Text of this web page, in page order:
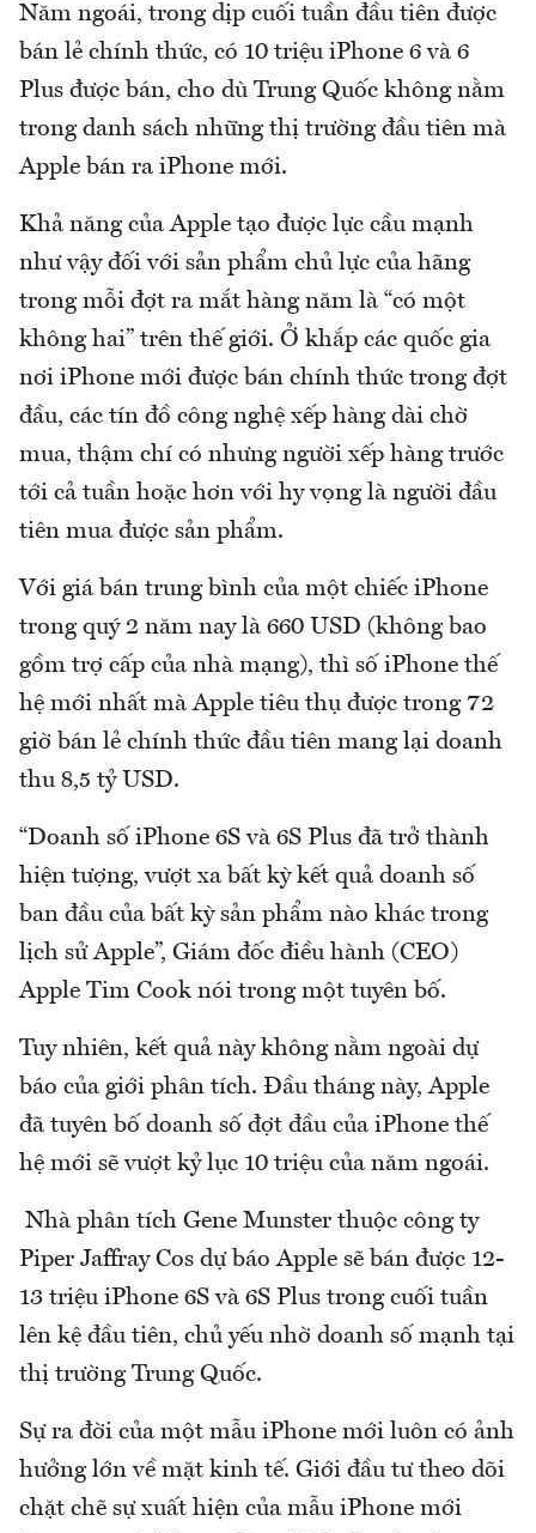
Năm ngoái, trong dịp cuối tuần đầu tiên được
bán lẻ chính thức, có 10 triệu iPhone 6 và 6
Plus được bán, cho dù Trung Quốc không nằm
trong danh sách những thị trường đầu tiên mà
Apple bán ra iPhone mới.
Khả năng của Apple tạo được lực cầu mạnh
như vậy đối với sản phẩm chủ lực của hãng
trong mỗi đợt ra mắt hàng năm là “có một
không hai” trên thế giới. Ở khắp các quốc gia
nơi iPhone mới được bán chính thức trong đợt
đầu, các tín đồ công nghệ xếp hàng dài chờ
mua, thậm chí có nhưng người xếp hàng trước
tới cả tuần hoặc hơn với hy vọng là người đầu
tiên mua được sản phẩm.
Với giá bán trung bình của một chiếc iPhone
trong quý 2 năm nay là 660 USD (không bao
gồm trợ cấp của nhà mạng), thì số iPhone thế
hệ mới nhất mà Apple tiêu thụ được trong 72
giờ bán lẻ chính thức đầu tiên mang lại doanh
thu 8,5 tỷ USD.
“Doanh số iPhone 6S và 6S Plus đã trở thành
hiện tượng, vượt xa bất kỳ kết quả doanh số
ban đầu của bất kỳ sản phẩm nào khác trong
lịch sử Apple”, Giám đốc điều hành (CEO)
Apple Tim Cook nói trong một tuyên bố.
Tuy nhiên, kết quả này không nằm ngoài dự
báo của giới phân tích. Đầu tháng này, Apple
đã tuyên bố doanh số đợt đầu của iPhone thế
hệ mới sẽ vượt kỷ lục 10 triệu của năm ngoái.
Nhà phân tích Gene Munster thuộc công ty
Piper Jaffray Cos dự báo Apple sẽ bán được 12-
13 triệu iPhone 6S và 6S Plus trong cuối tuần
lên kệ đầu tiên, chủ yếu nhờ doanh số mạnh tại
thị trường Trung Quốc.
Sự ra đời của một mẫu iPhone mới luôn có ảnh
hưởng lớn về mặt kinh tế. Giới đầu tư theo dõi
chặt chẽ sự xuất hiện của mẫu iPhone mới